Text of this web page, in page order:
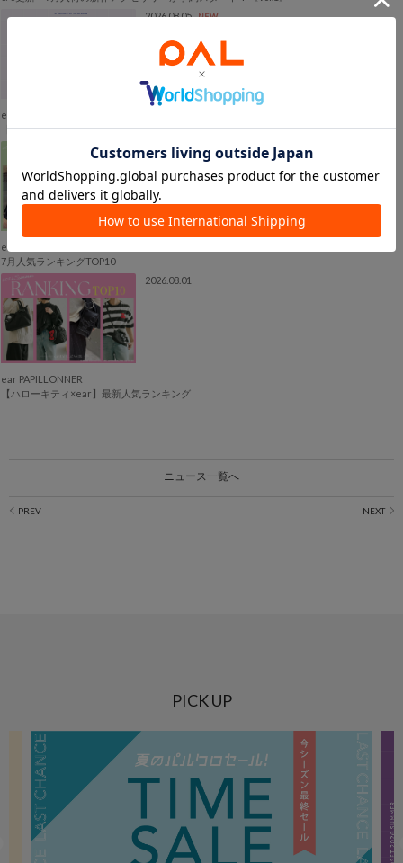
2026.08.05 NEW
ear PAPILLONNER
【告知】パルのキュン祭り 2026 Autumn Fashion Fes 開催！
2026.08.04 NEW
ear PAPILLONNER
7月人気ランキングTOP10
2026.08.01
ear PAPILLONNER
【ハローキティ×ear】最新人気ランキング
ニュース一覧へ
PICK UP